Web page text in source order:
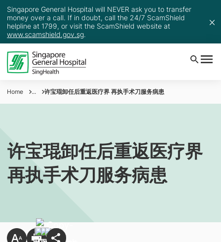
Singapore General Hospital will NEVER ask you to transfer
money over a call. If in doubt, call the 24/7 ScamShield
helpline at 1799, or visit the ScamShield website at
www.scamshield.gov.sg.
Home ... 许宝琨卸任后重返医疗界 再执手术刀服务病患
许宝琨卸任后重返医疗界
再执手术刀服务病患